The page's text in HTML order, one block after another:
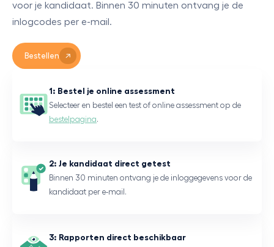
voor je kandidaat. Binnen 30 minuten ontvang je de
inlogcodes per e-mail.
Bestellen
1: Bestel je online assessment
Selecteer en bestel een test of online assessment op de
bestelpagina
2: Je kandidaat direct getest
Binnen 30 minuten ontvang je de inloggegevens voor de
kandidaat per e-mail.
3: Rapporten direct beschikbaar